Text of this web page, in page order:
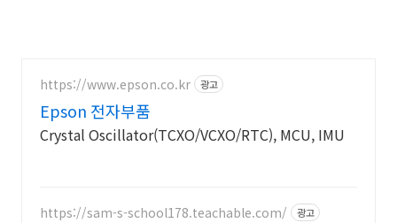
https://www.epson.co.kr 광고
Epson 전자부품
Crystal Oscillator(TCXO/VCXO/RTC), MCU, IMU
https://sam-s-school178.teachable.com/ 광고